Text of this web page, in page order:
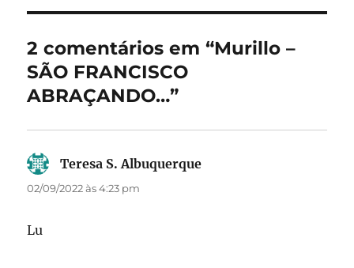
b
o
o
k
d
o
n
2 comentários em “Murillo –
SÃO FRANCISCO
ABRAÇANDO…”
Teresa S. Albuquerque
02/09/2022 às 4:23 pm
Lu